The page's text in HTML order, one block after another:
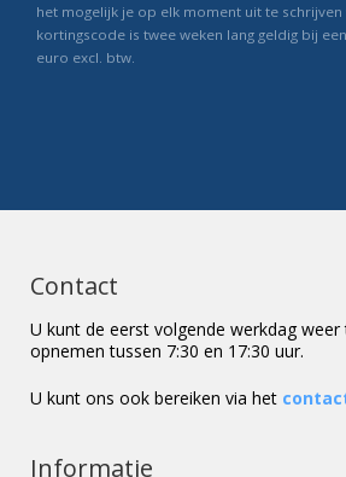
het mogelijk je op elk moment uit te
kortingscode is twee weken lang geldig bij
euro excl. btw.
Contact
U kunt de eerst volgende werkdag
opnemen tussen 7:30 en 17:30 uur.
U kunt ons ook bereiken via het
Informatie